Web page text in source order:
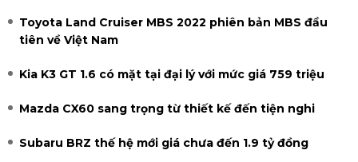
Toyota Land Cruiser MBS 2022 phiên bản MBS đầu
tiên về Việt Nam
Kia K3 GT 1.6 có mặt tại đại lý với mức giá 759 triệu
Mazda CX60 sang trọng từ thiết kế đến tiện nghi
Subaru BRZ thế hệ mới giá chưa đến 1.9 tỷ đồng